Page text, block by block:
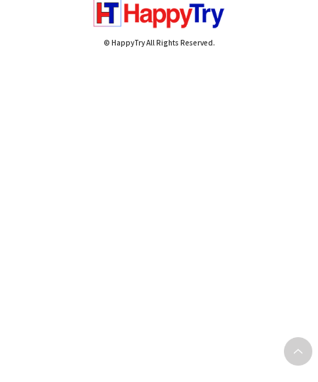
© HappyTry All Rights Reserved.